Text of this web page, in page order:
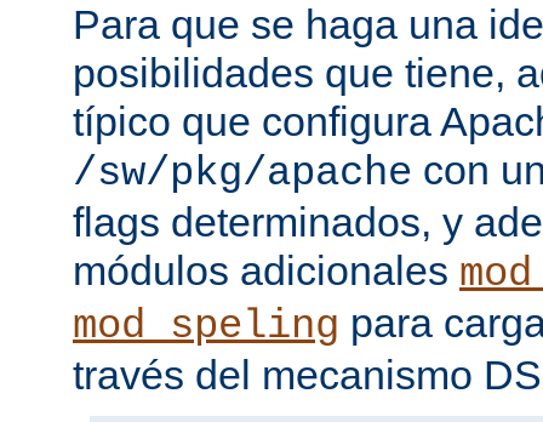
Para que se haga una
posibilidades que tiene,
típico que configura
/sw/pkg/apache con
flags determinados, y
módulos adicionales
mod_speling para
través del mecanismo